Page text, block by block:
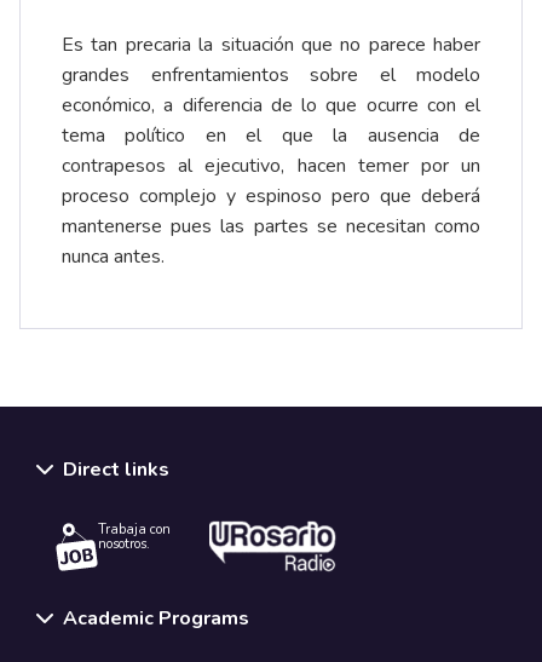
Es tan precaria la situación que no parece haber
grandes enfrentamientos sobre el modelo
económico, a diferencia de lo que ocurre con el
tema político en el que la ausencia de
contrapesos al ejecutivo, hacen temer por un
proceso complejo y espinoso pero que deberá
mantenerse pues las partes se necesitan como
nunca antes.
Direct links
Trabaja con
nosotros.
Academic Programs